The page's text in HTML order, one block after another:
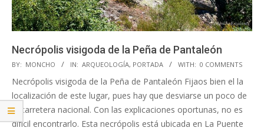
Necrópolis visigoda de la Peña de Pantaleón
2020-
04-
15
BY: MONCHO IN: ARQUEOLOGÍA, PORTADA WITH: 0 COMMENTS
Necrópolis visigoda de la Peña de Pantaleón Fijaos bien el la
localización de este lugar, pues hay que desviarse un poco de
la carretera nacional. Con las explicaciones oportunas, no es
difícil encontrarlo. Esta necrópolis está ubicada en La Puente